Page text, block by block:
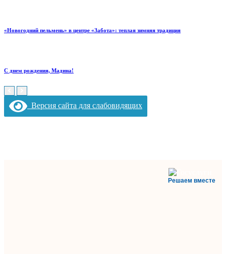
«Новогодний пельмень» в центре «Забота»: теплая зимняя традиция
С днем рождения, Мадина!
Версия сайта для слабовидящих
Решаем вместе